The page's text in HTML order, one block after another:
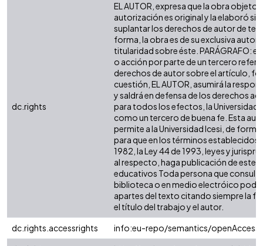
dc.rights
EL AUTOR, expresa que la obra objeto
autorización es original y la elaboró
suplantar los derechos de autor de
forma, la obra es de su exclusiva
titularidad sobre éste. PARÁGRAFO:
o acción por parte de un tercero
derechos de autor sobre el artículo,
cuestión, EL AUTOR, asumirá la
y saldrá en defensa de los derechos
para todos los efectos, la Universidad
como un tercero de buena fe. Esta
permite a la Universidad Icesi, de
para que en los términos establecidos
1982, la Ley 44 de 1993, leyes y
al respecto, haga publicación de este
educativos Toda persona que consulte
biblioteca o en medio electróico
apartes del texto citando siempre la
el título del trabajo y el autor.
dc.rights.accessrights
info:eu-repo/semantics/openAccess